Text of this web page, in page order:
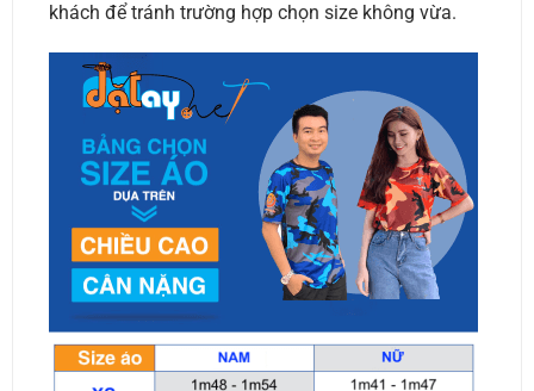
khách để tránh trường hợp chọn size không vừa.